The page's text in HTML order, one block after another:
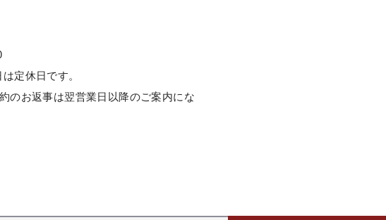
定休日です。
のお返事は翌営業日以降のご案内にな